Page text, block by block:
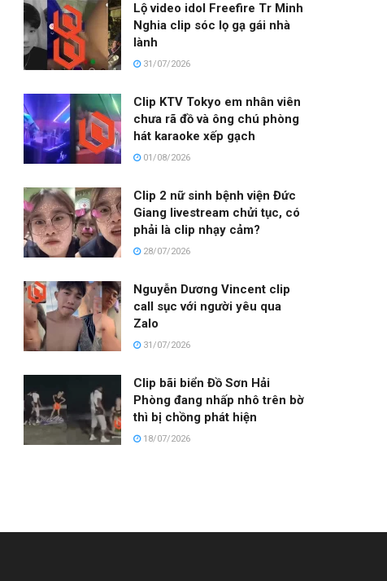
Lộ video idol Freefire Tr Minh
Nghia clip sóc lọ gạ gái nhà
lành
31/07/2026
Clip KTV Tokyo em nhân viên
chưa rã đồ và ông chú phòng
hát karaoke xếp gạch
01/08/2026
Clip 2 nữ sinh bệnh viện Đức
Giang livestream chửi tục, có
phải là clip nhạy cảm?
28/07/2026
Nguyễn Dương Vincent clip
call sục với người yêu qua
Zalo
31/07/2026
Clip bãi biển Đồ Sơn Hải
Phòng đang nhấp nhô trên bờ
thì bị chồng phát hiện
18/07/2026